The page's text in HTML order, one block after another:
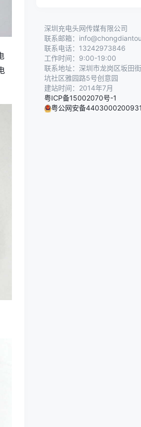
深圳充电头网传媒有限公司
联系邮箱：
联系电话：13242973846
工作时间：9:00-19:00
联系地址：深圳市龙岗区坂田
坑社区雅园路5号创意园
建站时间：2014年7月
粤ICP备15002070号-1
粤公网安备